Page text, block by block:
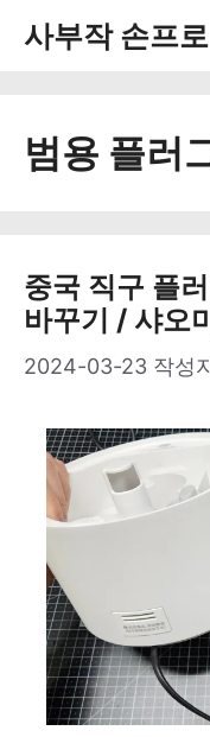
사부작 손프로
범용 플러
중국 직구 플
바꾸기 / 샤오
2024-03-23 작성